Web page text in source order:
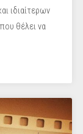
ιδιαίτερων
θέλει να